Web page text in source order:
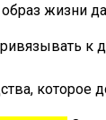
жизни